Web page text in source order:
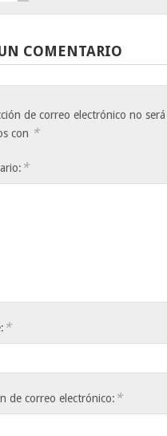
COMENTARIO
de correo electrónico no
con *
*
*
de correo electrónico: *